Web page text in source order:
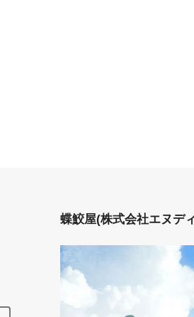
蝶鮫屋(株式会社エヌデ